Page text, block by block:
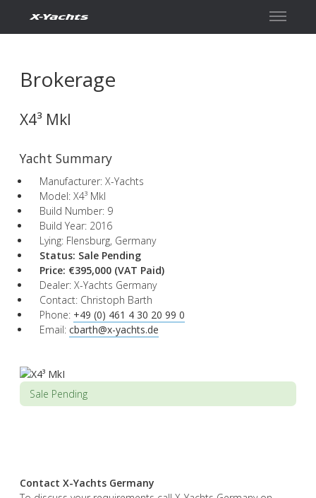
Brokerage
X4³ MkI
Yacht Summary
Manufacturer: X-Yachts
Model: X4³ MkI
Build Number: 9
Build Year: 2016
Lying: Flensburg, Germany
Status: Sale Pending
Price: €395,000 (VAT Paid)
Dealer: X-Yachts Germany
Contact: Christoph Barth
Phone: +49 (0) 461 4 30 20 99 0
Email: cbarth@x-yachts.de
Sale Pending
Contact X-Yachts Germany